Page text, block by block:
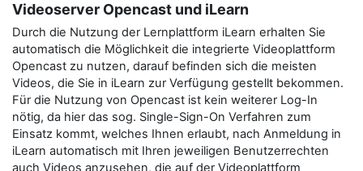
Videoserver Opencast und iLearn
Durch die Nutzung der Lernplattform iLearn erhalten Sie
automatisch die Möglichkeit die integrierte Videoplattform
Opencast zu nutzen, darauf befinden sich die meisten
Videos, die Sie in iLearn zur Verfügung gestellt bekommen.
Für die Nutzung von Opencast ist kein weiterer Log-In
nötig, da hier das sog. Single-Sign-On Verfahren zum
Einsatz kommt, welches Ihnen erlaubt, nach Anmeldung in
iLearn automatisch mit Ihren jeweiligen Benutzerrechten
auch Videos anzusehen, die auf der Videoplattform